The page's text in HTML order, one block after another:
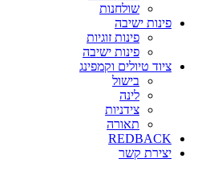
שולחנות
פינות ישיבה
פינות זוגיות
פינות ישיבה
ציוד טיולים וקמפינג
בישול
לינה
צידניות
תאורה
REDBACK
יצירת קשר